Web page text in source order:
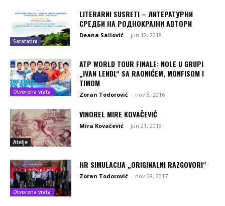
Satatatira
LITERARNI SUSRETI – ЛИТЕРАТУРНИ
СРЕДБИ НА РОДНОКРАЈНИ АВТОРИ
Deana Sailović - jun 12, 2018
Otvorena vrata
ATP WORLD TOUR FINALE: NOLE U GRUPI
„IVAN LENDL“ SA RAONIĆEM, MONFISOM I
TIMOM
Zoran Todorović - nov 8, 2016
Atelje
VINOREL MIRE KOVAČEVIĆ
Mira Kovačević - jun 21, 2019
Otvorena vrata
HR SIMULACIJA „ORIGINALNI RAZGOVORI“
Zoran Todorović - nov 28, 2017